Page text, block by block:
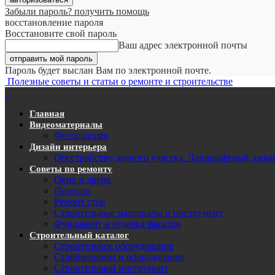
Забыли пароль? получить помощь
восстановление пароля
Восстановите свой пароль
Ваш адрес электронной почты
Пароль будет выслан Вам по электронной почте.
Полезные советы и статьи о ремонте и строительстве
Главная
Видеоматериалы
Фотогалерея
Дизайн интерьера
Обустройство дачного участка. Ландшафтный
Советы по ремонту
Окна и двери
Потолки
Ремонт стен
Строительные материалы и инструмент
Фундамент и отделка фасадов
Строительный каталог
Строительное оборудование
Строймашины и оборудование
Строительный инструмент